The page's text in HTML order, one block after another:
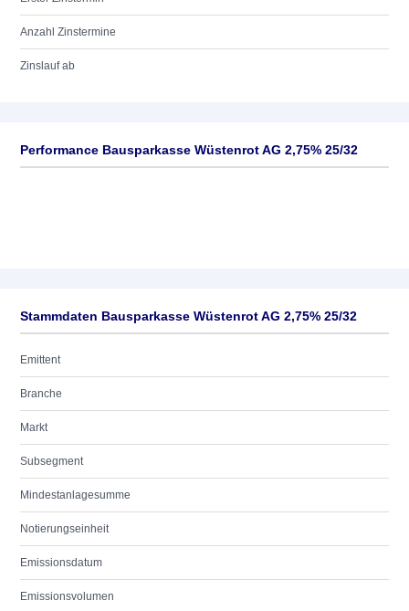
Anzahl Zinstermine
Zinslauf ab
Performance Bausparkasse Wüstenrot AG 2,75% 25/32
Stammdaten Bausparkasse Wüstenrot AG 2,75% 25/32
Emittent
Branche
Markt
Subsegment
Mindestanlagesumme
Notierungseinheit
Emissionsdatum
Emissionsvolumen